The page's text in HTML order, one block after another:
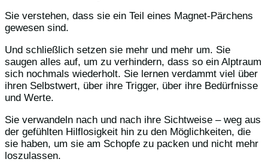
Sie verstehen, dass sie ein Teil eines Magnet-Pärchens
gewesen sind.
Und schließlich setzen sie mehr und mehr um. Sie
saugen alles auf, um zu verhindern, dass so ein Alptraum
sich nochmals wiederholt. Sie lernen verdammt viel über
ihren Selbstwert, über ihre Trigger, über ihre Bedürfnisse
und Werte.
Sie verwandeln nach und nach ihre Sichtweise – weg aus
der gefühlten Hilflosigkeit hin zu den Möglichkeiten, die
sie haben, um sie am Schopfe zu packen und nicht mehr
loszulassen.